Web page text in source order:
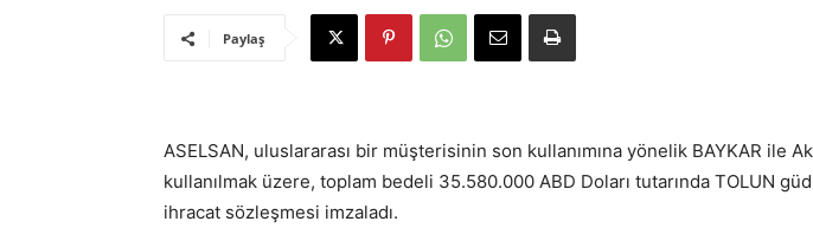
Paylaş
ASELSAN, uluslararası bir müşterisinin son kullanımına yönelik BAYKAR ile
kullanılmak üzere, toplam bedeli 35.580.000 ABD Doları tutarında TOLUN
ihracat sözleşmesi imzaladı.